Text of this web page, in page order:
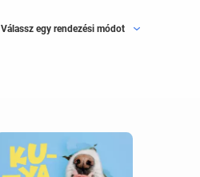
Válassz egy rendezési módot